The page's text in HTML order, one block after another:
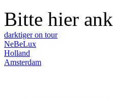
Bitte hier
darktiger on tour
NeBeLux
Holland
Amsterdam